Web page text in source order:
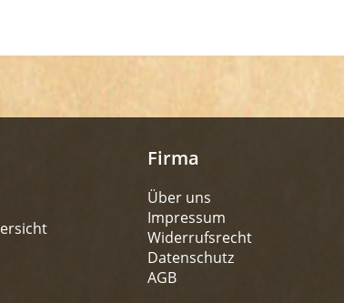
Firma
Über uns
Impressum
Widerrufsrecht
Datenschutz
AGB